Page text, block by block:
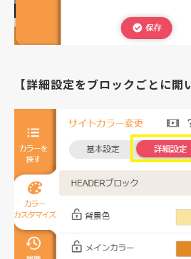
【詳細設定をブロックごとに開